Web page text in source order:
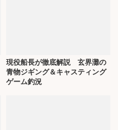
現役船長が徹底解説 玄界灘の
青物ジギング＆キャスティング
ゲーム釣況